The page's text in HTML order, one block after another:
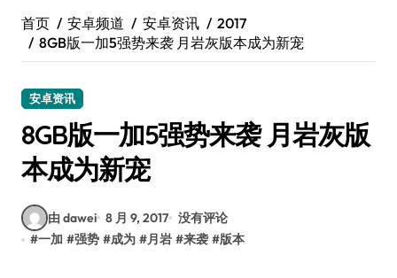
首页 安卓频道 安卓资讯
2017
8GB版一加5强势来袭 月岩灰版本成为新宠
安卓资讯
8GB版一加5强势来袭 月岩灰版
本成为新宠
由 dawei 8 月 9, 2017 没有评论
#一加 #强势 #成为 #月岩 #来袭 #版本